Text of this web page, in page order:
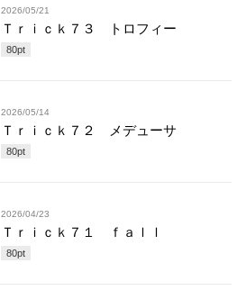
2026/05/21
Ｔｒｉｃｋ７３ トロフィー
80pt
2026/05/14
Ｔｒｉｃｋ７２ メデューサ
80pt
2026/04/23
Ｔｒｉｃｋ７１ ｆａｌｌ
80pt